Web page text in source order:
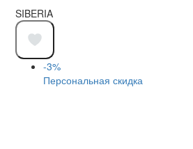
SIBERIA
-3%
Персональная скидка